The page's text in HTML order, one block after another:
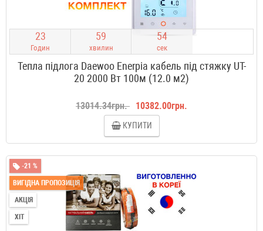
23
Годин
59
хвилин
53
сек
Тепла підлога Daewoo Enerpia кабель під стяжку UT-
20 2000 Вт 100м (12.0 м2)
13014.34грн. 10382.00грн.
КУПИТИ
-21 %
ВИГІДНА ПРОПОЗИЦІЯ
АКЦІЯ
ХІТ